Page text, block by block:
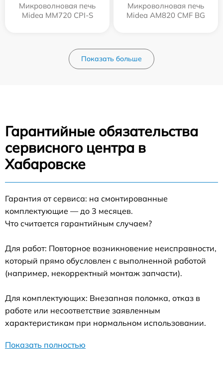
Микроволновая печь
Midea MM720 CPI-S
Микроволновая печь
Midea AM820 CMF BG
Показать больше
Гарантийные обязательства
сервисного центра в
Хабаровске
Гарантия от сервиса: на смонтированные
комплектующие — до 3 месяцев.
Что считается гарантийным случаем?
Для работ: Повторное возникновение неисправности,
который прямо обусловлен с выполненной работой
(например, некорректный монтаж запчасти).
Для комплектующих: Внезапная поломка, отказ в
работе или несоответствие заявленным
характеристикам при нормальном использовании.
Показать полностью